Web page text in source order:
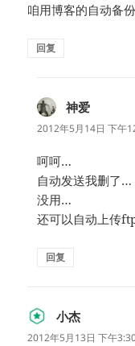
咱用博客的自动备
回复
神爱
道：
2012年5月14日 下午
呵呵…
自动发送我删了…
没用…
还可以自动上传
回复
小杰
道：
2012年5月13日 下午